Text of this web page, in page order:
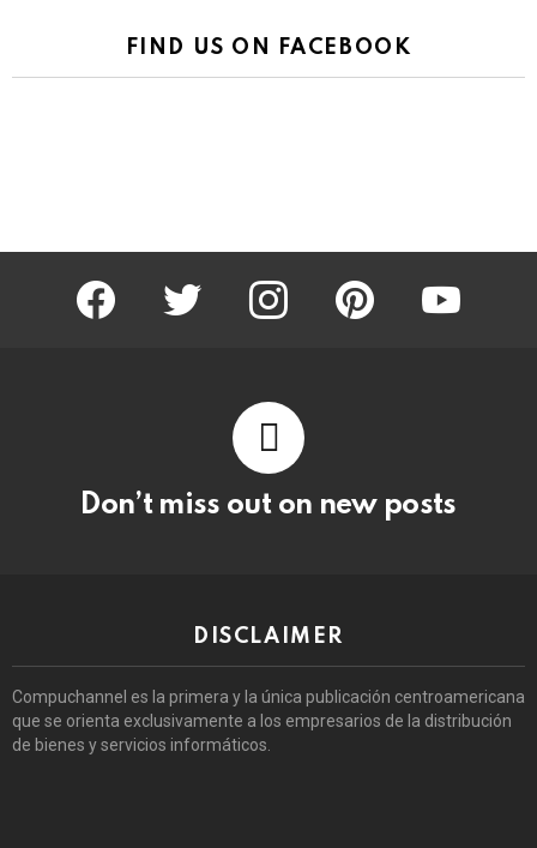
FIND US ON FACEBOOK
facebook twitter instagram pinterest youtube
Don’t miss out on new posts
DISCLAIMER
Compuchannel es la primera y la única publicación centroamericana
que se orienta exclusivamente a los empresarios de la distribución
de bienes y servicios informáticos.